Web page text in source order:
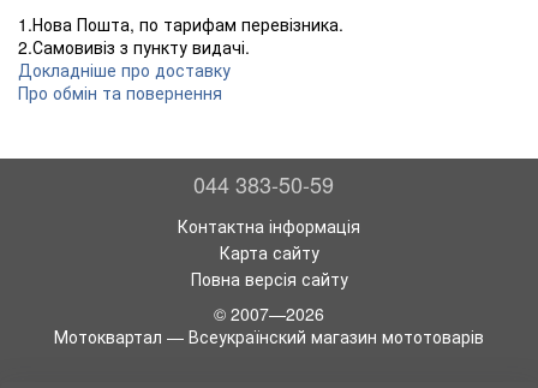
1.Нова Пошта, по тарифам перевізника.
2.Самовивіз з пункту видачі.
Докладніше про доставку
Про обмін та повернення
044 383-50-59
Контактна інформація
Карта сайту
Повна версія сайту
© 2007—2026
Мотоквартал — Всеукраїнский магазин мототоварів